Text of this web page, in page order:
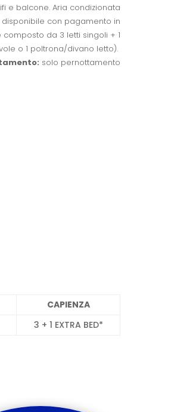
e balcone. Aria condizionata
con pagamento in
da 3 letti singoli + 1
o 1 poltrona/divano letto).
solo pernottamento
CAPIENZA
3 + 1 EXTRA BED*